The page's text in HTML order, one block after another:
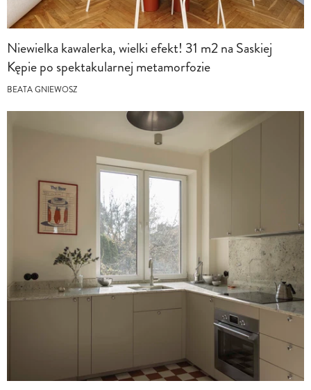
Niewielka kawalerka, wielki efekt! 31 m2 na Saskiej
Kępie po spektakularnej metamorfozie
BEATA GNIEWOSZ